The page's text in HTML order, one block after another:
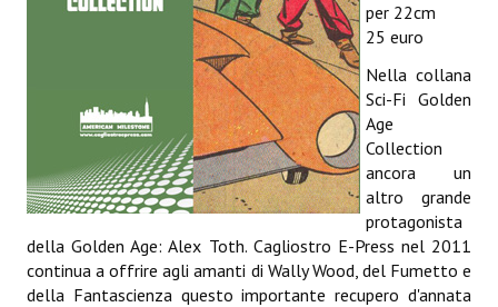
PUBBLICAZIONI
Gli Albi di Occidente
DownLoad
Bonsai
I Classici del Fumetto Indipendente
Lettera 33
per 22cm
25 euro
Nella collana
Sci-Fi Golden
Age
Collection
ancora un
altro grande
protagonista
della Golden Age: Alex Toth. Cagliostro E-Press nel 2011
continua a offrire agli amanti di Wally Wood, del Fumetto e
della Fantascienza questo importante recupero d'annata